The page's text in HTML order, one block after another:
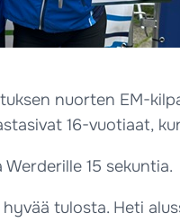
nuorten EM-
16-vuotiaat,
15 sekuntia.
tulosta. Heti